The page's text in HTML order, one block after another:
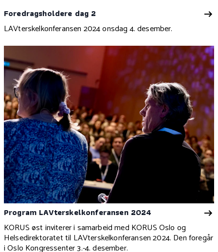
Foredragsholdere dag 2
LAVterskelkonferansen 2024 onsdag 4. desember.
Program LAVterskelkonferansen 2024
KORUS øst inviterer i samarbeid med KORUS Oslo og
Helsedirektoratet til LAVterskelkonferansen 2024. Den foregår
i Oslo Kongressenter 3.-4. desember.